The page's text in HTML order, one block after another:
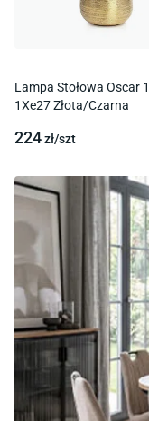
Lampa Stołowa Oscar
1Xe27 Złota/Czarna
224zł/szt